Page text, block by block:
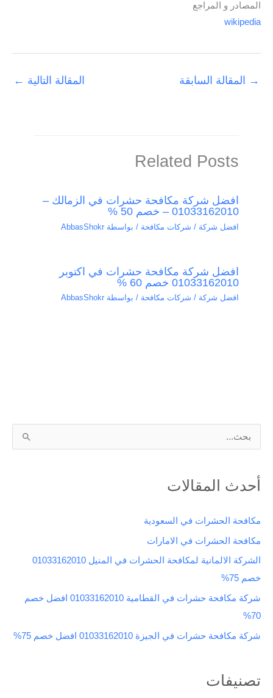
المصادر و المراجع
wikipedia
→ المقالة السابقة المقالة التالية ←
Related Posts
افضل شركة مكافحة حشرات في الزمالك –
01033162010 – خصم 50 %
افضل شركة / شركات مكافحة / بواسطة AbbasShokr
افضل شركة مكافحة حشرات في اكتوبر
01033162010 خصم 60 %
افضل شركة / شركات مكافحة / بواسطة AbbasShokr
ب
ح
ن
:
أحدث المقالات
مكافحة الحشرات في السعودية
مكافحة الحشرات في الامارات
الشركة الالمانية لمكافحة الحشرات في المنيل 01033162010
خصم 75%
شركة مكافحة حشرات في القطامية 01033162010 افضل خصم
70%
شركة مكافحة حشرات في الجيزة 01033162010 افضل خصم 75%
تصنيفات